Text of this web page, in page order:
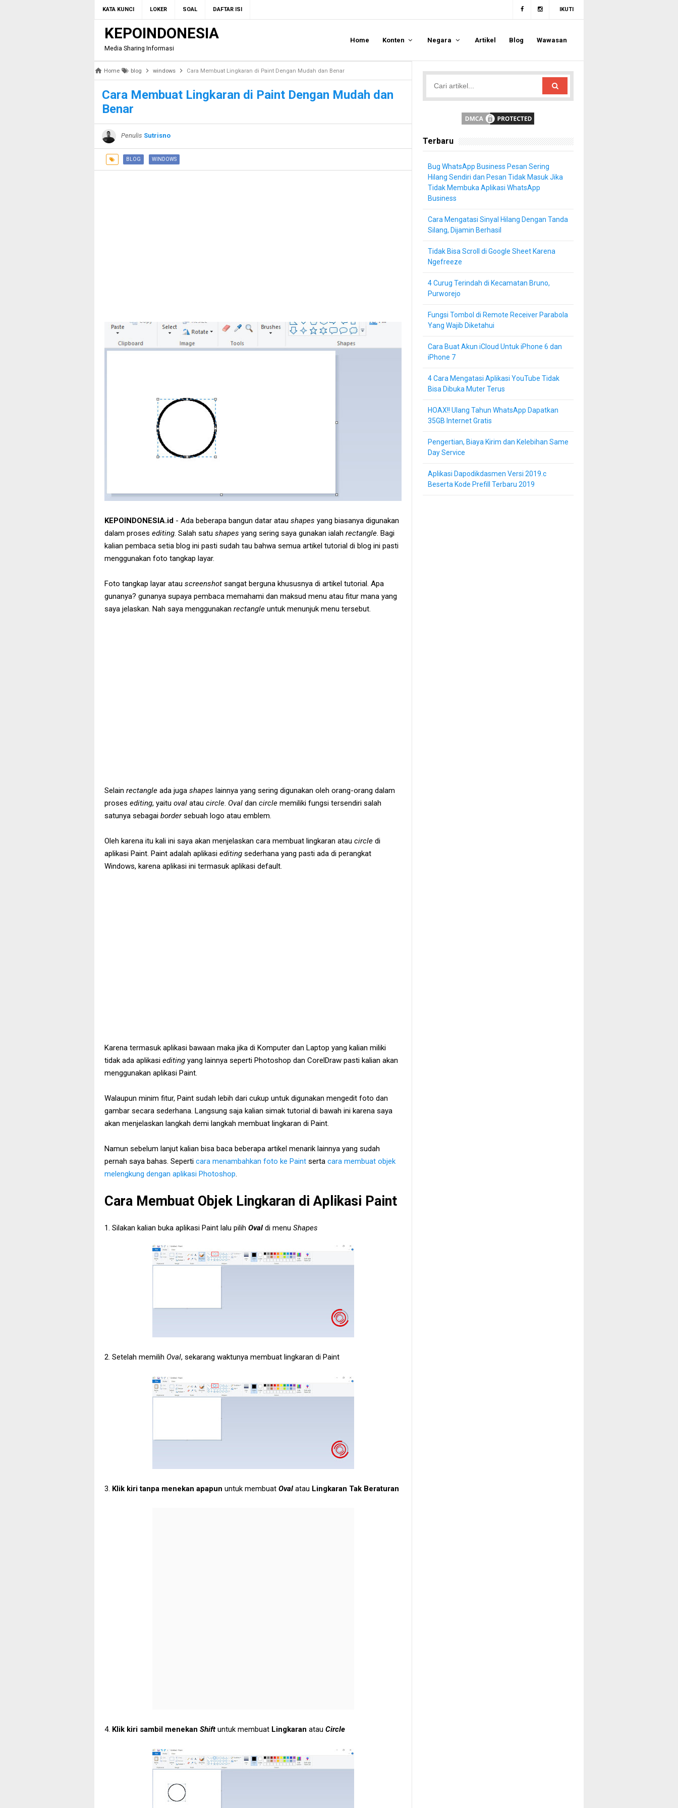
KATA KUNCI LOKER SOAL DAFTAR ISI IKUTI
KEPOINDONESIA
Media Sharing Informasi
Home Konten Negara Artikel Blog Wawasan
Home blog windows Cara Membuat Lingkaran di Paint Dengan Mudah dan Benar
Cara Membuat Lingkaran di Paint Dengan Mudah dan
Benar
Penulis Sutrisno
BLOG WINDOWS
KEPOINDONESIA.id - Ada beberapa bangun datar atau shapes yang biasanya digunakan
dalam proses editing. Salah satu shapes yang sering saya gunakan ialah rectangle. Bagi
kalian pembaca setia blog ini pasti sudah tau bahwa semua artikel tutorial di blog ini pasti
menggunakan foto tangkap layar.
Foto tangkap layar atau screenshot sangat berguna khususnya di artikel tutorial. Apa
gunanya? gunanya supaya pembaca memahami dan maksud menu atau fitur mana yang
saya jelaskan. Nah saya menggunakan rectangle untuk menunjuk menu tersebut.
Selain rectangle ada juga shapes lainnya yang sering digunakan oleh orang-orang dalam
proses editing, yaitu oval atau circle. Oval dan circle memiliki fungsi tersendiri salah
satunya sebagai bordersebuah logo atau emblem.
Oleh karena itu kali ini saya akan menjelaskan cara membuat lingkaran atau circle di
aplikasi Paint. Paint adalah aplikasi editing sederhana yang pasti ada di perangkat
Windows, karena aplikasi ini termasuk aplikasi default.
Karena termasuk aplikasi bawaan maka jika di Komputer dan Laptop yang kalian miliki
tidak ada aplikasi editing yang lainnya seperti Photoshop dan CorelDraw pasti kalian akan
menggunakan aplikasi Paint.
Walaupun minim fitur, Paint sudah lebih dari cukup untuk digunakan mengedit foto dan
gambar secara sederhana. Langsung saja kalian simak tutorial di bawah ini karena saya
akan menjelaskan langkah demi langkah membuat lingkaran di Paint.
Namun sebelum lanjut kalian bisa baca beberapa artikel menarik lainnya yang sudah
pernah saya bahas. Seperti cara menambahkan foto ke Paint serta cara membuat objek
melengkung dengan aplikasi Photoshop.
Cara Membuat Objek Lingkaran di Aplikasi Paint
1. Silakan kalian buka aplikasi Paint lalu pilih Oval di menu Shapes
2. Setelah memilih Oval, sekarang waktunya membuat lingkaran di Paint
3. Klik kiri tanpa menekan apapun untuk membuat Oval atau Lingkaran Tak Beraturan
4. Klik kiri sambil menekan Shift untuk membuat Lingkaran atau Circle
Terbaru
Bug WhatsApp Business Pesan Sering
Hilang Sendiri dan Pesan Tidak Masuk Jika
Tidak Membuka Aplikasi WhatsApp
Business
Cara Mengatasi Sinyal Hilang Dengan Tanda
Silang, Dijamin Berhasil
Tidak Bisa Scroll di Google Sheet Karena
Ngefreeze
4 Curug Terindah di Kecamatan Bruno,
Purworejo
Fungsi Tombol di Remote Receiver Parabola
Yang Wajib Diketahui
Cara Buat Akun iCloud Untuk iPhone 6 dan
iPhone 7
4 Cara Mengatasi Aplikasi YouTube Tidak
Bisa Dibuka Muter Terus
HOAX!! Ulang Tahun WhatsApp Dapatkan
35GB Internet Gratis
Pengertian, Biaya Kirim dan Kelebihan Same
Day Service
Aplikasi Dapodikdasmen Versi 2019.c
Beserta Kode Prefill Terbaru 2019